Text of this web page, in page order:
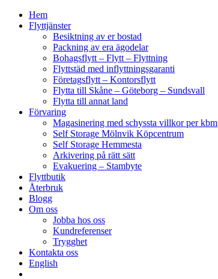
Hem
Flyttjänster
Besiktning av er bostad
Packning av era ägodelar
Bohagsflytt – Flytt – Flyttning
Flyttstäd med inflyttningsgaranti
Företagsflytt – Kontorsflytt
Flytta till Skåne – Göteborg – Sundsvall
Flytta till annat land
Förvaring
Magasinering med schyssta villkor per kbm
Self Storage Mölnvik Köpcentrum
Self Storage Hemmesta
Arkivering på rätt sätt
Evakuering – Stambyte
Flyttbutik
Återbruk
Blogg
Om oss
Jobba hos oss
Kundreferenser
Trygghet
Kontakta oss
English